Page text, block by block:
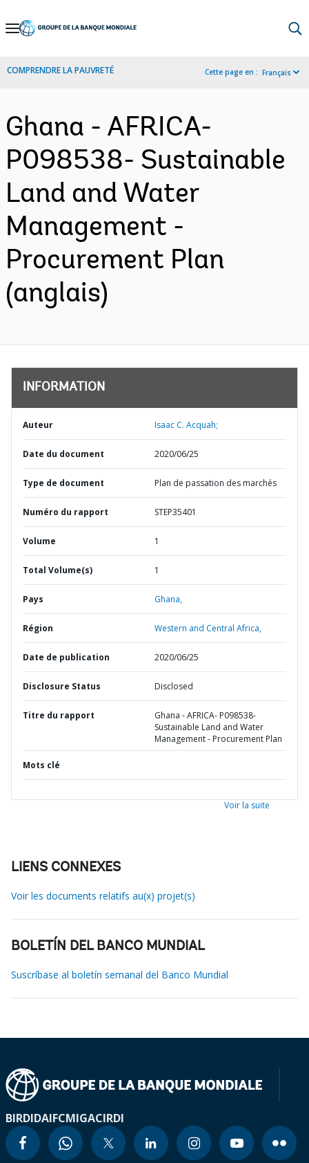
Skip
Navigation
COMPRENDRE LA PAUVRETÉ Cette page en : Français
Ghana - AFRICA-
P098538- Sustainable
Land and Water
Management -
Procurement Plan
(anglais)
INFORMATION
Auteur Isaac C. Acquah;
Date du document 2020/06/25
Type de document Plan de passation des marchés
Numéro du rapport STEP35401
Volume 1
Total Volume(s) 1
Pays Ghana,
Région Western and Central Africa,
Date de publication 2020/06/25
Disclosure Status Disclosed
Titre du rapport
Ghana - AFRICA- P098538-
Sustainable Land and Water
Management - Procurement Plan
Mots clé
Voir la suite
LIENS CONNEXES
Voir les documents relatifs au(x) projet(s)
BOLETÍN DEL BANCO MUNDIAL
Suscríbase al boletín semanal del Banco Mundial
BIRDIDAIFCMIGACIRDI